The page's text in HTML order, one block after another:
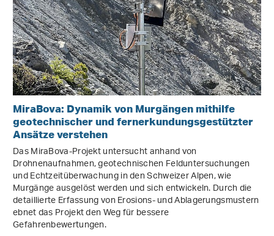
MiraBova: Dynamik von Murgängen mithilfe
geotechnischer und fernerkundungsgestützter
Ansätze verstehen
Das MiraBova-Projekt untersucht anhand von
Drohnenaufnahmen, geotechnischen Felduntersuchungen
und Echtzeitüberwachung in den Schweizer Alpen, wie
Murgänge ausgelöst werden und sich entwickeln. Durch die
detaillierte Erfassung von Erosions- und Ablagerungsmustern
ebnet das Projekt den Weg für bessere
Gefahrenbewertungen.